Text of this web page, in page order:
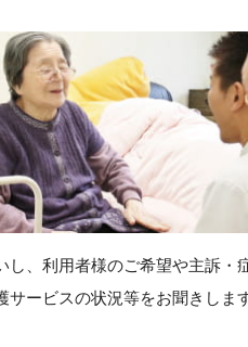
し、利用者様のご希望や主訴・
サービスの状況等をお聞きします